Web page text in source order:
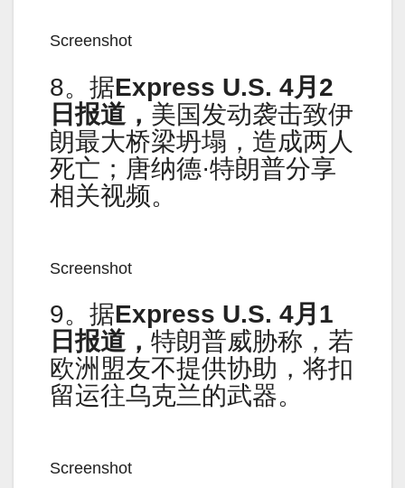
Screenshot
8。据Express U.S. 4月2
日报道， 美国发动袭击致伊
朗最大桥梁坍塌，造成两人
死亡；唐纳德·特朗普分享
相关视频。
Screenshot
9。据Express U.S. 4月1
日报道， 特朗普威胁称，若
欧洲盟友不提供协助，将扣
留运往乌克兰的武器。
Screenshot